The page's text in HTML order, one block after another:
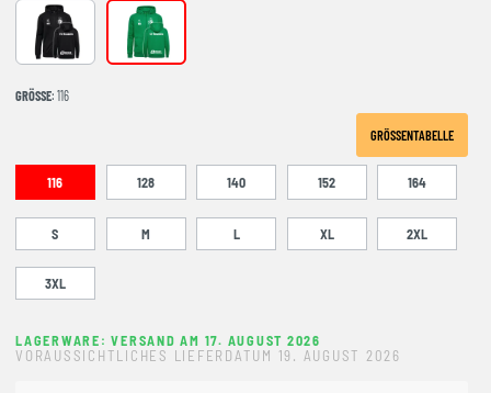
Black JELLY BEAN
GRÖSSE : 116
GRÖSSENTABELLE
116 128 140 152 164
S M L XL 2XL
3XL
LAGERWARE: VERSAND AM 17. AUGUST 2026
VORAUSSICHTLICHES LIEFERDATUM 19. AUGUST 2026